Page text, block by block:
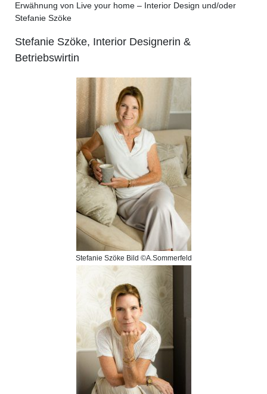
Erwähnung von Live your home – Interior Design und/oder
Stefanie Szöke
Stefanie Szöke, Interior Designerin &
Betriebswirtin
Stefanie Szöke Bild ©A.Sommerfeld